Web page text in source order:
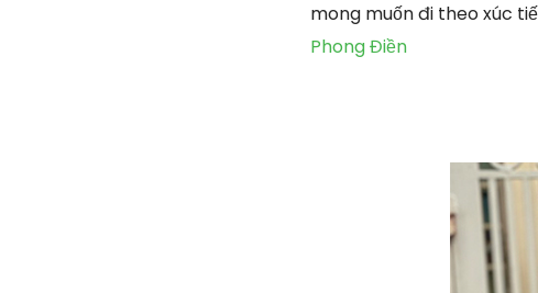
mong muốn đi theo xúc
Phong Điền